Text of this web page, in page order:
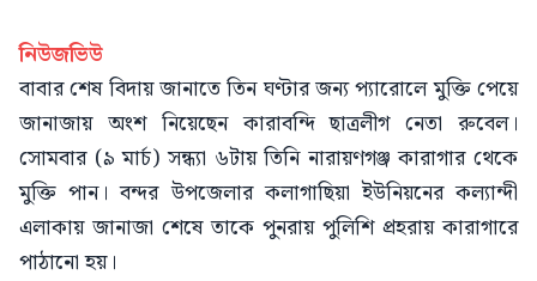
নিউজভিউ
বাবার শেষ বিদায় জানাতে তিন ঘণ্টার জন্য প্যারোলে মুক্তি পেয়ে
জানাজায় অংশ নিয়েছেন কারাবন্দি ছাত্রলীগ নেতা রুবেল।
সোমবার (৯ মার্চ) সন্ধ্যা ৬টায় তিনি নারায়ণগঞ্জ কারাগার থেকে
মুক্তি পান। বন্দর উপজেলার কলাগাছিয়া ইউনিয়নের কল্যান্দী
এলাকায় জানাজা শেষে তাকে পুনরায় পুলিশি প্রহরায় কারাগারে
পাঠানো হয়।